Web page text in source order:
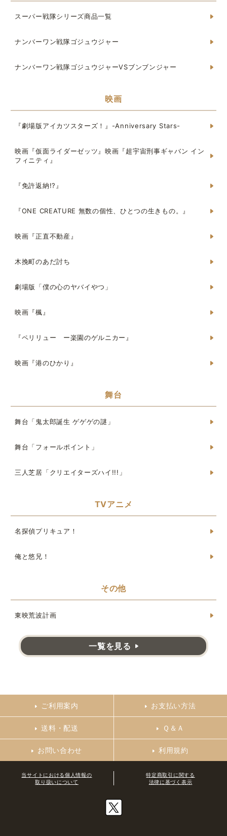
スーパー戦隊シリーズ商品一覧
ナンバーワン戦隊ゴジュウジャー
ナンバーワン戦隊ゴジュウジャーVSブンブンジャー
映画
『劇場版アイカツスターズ！』-Anniversary Stars-
映画『仮面ライダーゼッツ』映画『超宇宙刑事ギャバン イン
フィニティ』
『免許返納!?』
『ONE CREATURE 無数の個性、ひとつの生きもの。』
映画『正直不動産』
木挽町のあだ討ち
劇場版「僕の心のヤバイやつ」
映画『楓』
『ペリリュー ー楽園のゲルニカー』
映画『港のひかり』
舞台
舞台「鬼太郎誕生 ゲゲゲの謎」
舞台「フォールポイント」
三人芝居「クリエイターズハイ!!!」
TVアニメ
名探偵プリキュア！
俺と悠兄！
その他
東映荒波計画
一覧を見る
ご利用案内 お支払い方法
送料・配送 Ｑ＆Ａ
お問い合わせ 利用規約
当サイトにおける個人情報の
取り扱いについて
特定商取引に関する
法律に基づく表示